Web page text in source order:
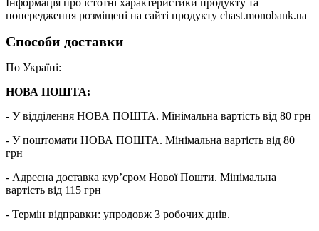
Інформація про істотні характеристики продукту та
попередження розміщені на сайті продукту chast.monobank.ua
Способи доставки
По Україні:
НОВА ПОШТА:
- У відділення НОВА ПОШТА. Мінімальна вартість від 80 грн
- У поштомати НОВА ПОШТА. Мінімальна вартість від 80
грн
- Адресна доставка кур’єром Нової Пошти. Мінімальна
вартість від 115 грн
- Термін відправки: упродовж 3 робочих днів.